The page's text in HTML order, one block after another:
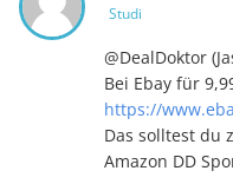
Studi
@DealDoktor
Bei Ebay für
https://
Das solltest du
Amazon DD